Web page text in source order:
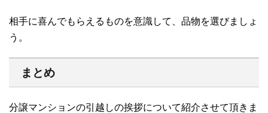
相手に喜んでもらえるものを意識して、品物を選びましょ
う。
まとめ
分譲マンションの引越しの挨拶について紹介させて頂きま